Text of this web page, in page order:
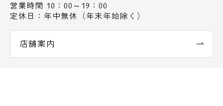
営業時間 10：00～19：00
定休日：年中無休（年末年始除く）
店舗案内